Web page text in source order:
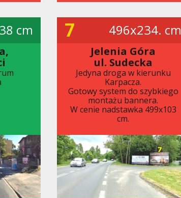
cm 7 496x234. cm
Jelenia Góra
ul. Sudecka
Jedyna droga w kierunku
Karpacza.
Gotowy system do szybkiego
montażu bannera.
W cenie nadstawka 499x103
cm.